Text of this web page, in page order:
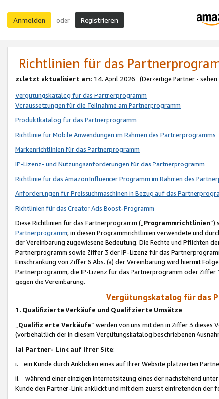
Anmelden oder Registrieren
Richtlinien für das
zuletzt aktualisiert am: 14. April 2026 (Derzeitige Partner - sehen
Vergütungskatalog für das Partnerprogramm
Voraussetzungen für die Teilnahme am Partnerprogramm
Produktkatalog für das Partnerprogramm
Richtlinie für Mobile Anwendungen im Rahmen des Partnerprogramms
Markenrichtlinien für das Partnerprogramm
IP-Lizenz- und Nutzungsanforderungen für das Partnerprogramm
Richtlinie für das Amazon Influencer Programm im Rahmen des
Anforderungen für Preissuchmaschinen in Bezug auf das
Richtlinien für das Creator Ads Boost-Programm
Diese Richtlinien für das Partnerprogramm („Programmrichtlinien“)
Partnerprogramm; in diesen Programmrichtlinien verwendete und
der Vereinbarung zugewiesene Bedeutung. Die Rechte und Pflichten
Partnerprogramm sowie Ziffer 3 der IP-Lizenz für das
Einschränkung von Ziffer 6 Abs. (a) der Vereinbarung wird hiermit
Partnerprogramm, die IP-Lizenz für das Partnerprogramm oder
gegen die Vereinbarung.
Vergütungskatalog für das
1. Qualifizierte Verkäufe und Qualifizierte Umsätze
Qualifizierte Verkäufe“ werden von uns mit den in Ziffer 3
(vorbehaltlich der in diesem Vergütungskatalog beschriebenen
(a) Partner- Link auf Ihrer Site:
i. ein Kunde durch Anklicken eines auf Ihrer Website platzierten
ii. während einer einzigen Internetsitzung eines der nachstehend
Kunde den Partner-Link anklickt und mit dem zuerst eintretenden der